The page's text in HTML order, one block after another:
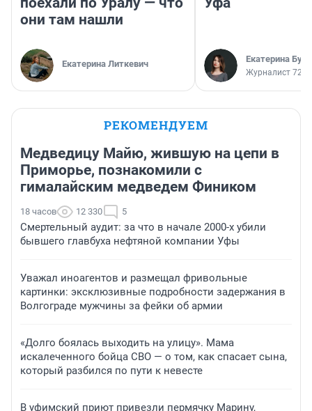
они там нашли
Екатерина Литкевич Екатерина
Журналист
РЕКОМЕНДУЕМ
Медведицу Майю, жившую на цепи в
Приморье, познакомили с
гималайским медведем Фиником
18 часов 12 330 5
Смертельный аудит: за что в начале 2000-х убили
бывшего главбуха нефтяной компании Уфы
Уважал иноагентов и размещал фривольные
картинки: эксклюзивные подробности задержания в
Волгограде мужчины за фейки об армии
«Долго боялась выходить на улицу». Мама
искалеченного бойца СВО — о том, как спасает сына,
который разбился по пути к невесте
В уфимский приют привезли пермячку Марину,